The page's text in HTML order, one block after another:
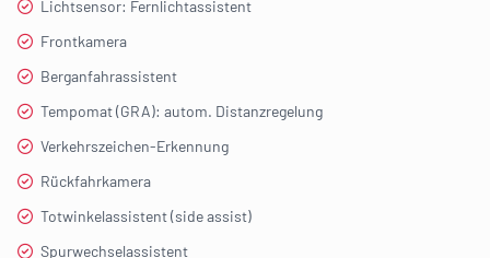
Lichtsensor: Fernlichtassistent
Frontkamera
Berganfahrassistent
Tempomat (GRA): autom. Distanzregelung
Verkehrszeichen-Erkennung
Rückfahrkamera
Totwinkelassistent (side assist)
Spurwechselassistent